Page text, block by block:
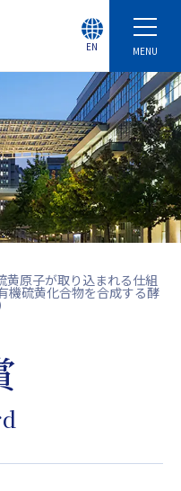
MENU
EN
黄原子が取り込まれる仕組
機硫黄化合物を合成する酵